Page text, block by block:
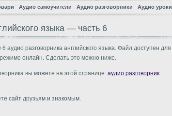
Аудио самоучители Аудио разговорники Аудио уроки
языка — часть 6
аудио разговорника английского языка. Файл доступен для
онлайн. Сделать это можно ниже.
вы можете на этой странице: аудио разговорник
сайт друзьям и знакомым.